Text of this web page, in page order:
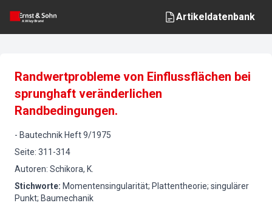
Artikeldatenbank
Randwertprobleme von Einflussflächen bei
sprunghaft veränderlichen
Randbedingungen.
- Bautechnik Heft9/1975
Seite: 311-314
Autoren: Schikora, K.
Stichworte: Momentensingularität; Plattentheorie; singulärer
Punkt; Baumechanik